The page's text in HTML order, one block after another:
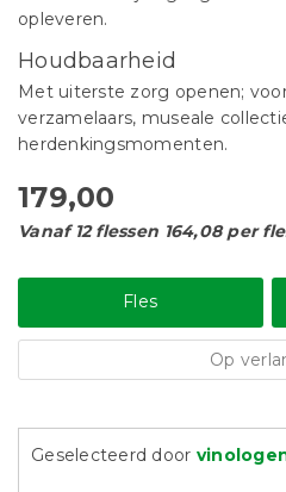
opleveren.
Houdbaarheid
Met uiterste zorg openen;
verzamelaars, museale
herdenkingsmomenten.
179,00
Vanaf 12 flessen 164,08 per
Fles
Op
Geselecteerd door